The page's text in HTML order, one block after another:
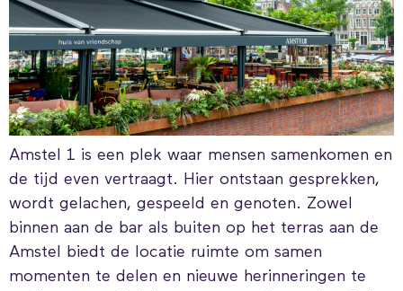
Amstel 1 is een plek waar mensen samenkomen en
de tijd even vertraagt. Hier ontstaan gesprekken,
wordt gelachen, gespeeld en genoten. Zowel
binnen aan de bar als buiten op het terras aan de
Amstel biedt de locatie ruimte om samen
momenten te delen en nieuwe herinneringen te